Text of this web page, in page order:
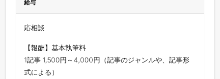
給与
応相談
【報酬】基本執筆料
1記事 1,500円～4,000円（記事のジャンルや、記事形
式による）